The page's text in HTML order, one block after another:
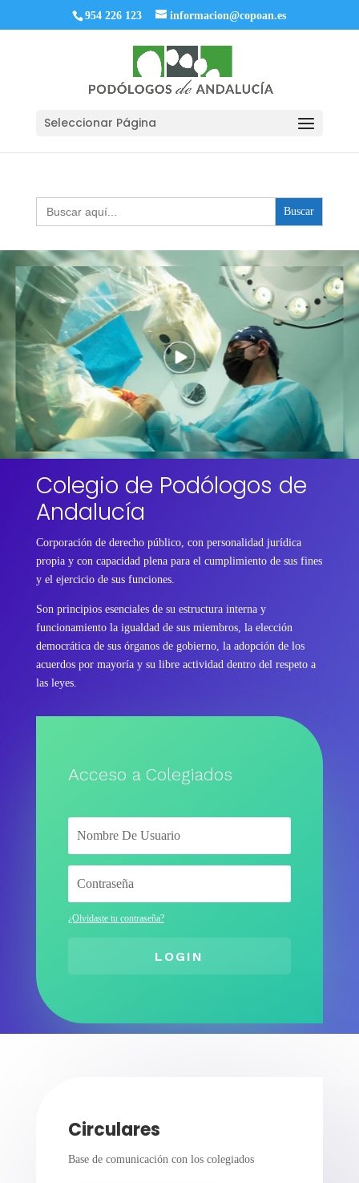
954 226 123 informacion@copoan.es
Seleccionar Página
Buscar:
Colegio de Podólogos de
Andalucía
Corporación de derecho público, con personalidad jurídica
propia y con capacidad plena para el cumplimiento de sus fines
y el ejercicio de sus funciones.
Son principios esenciales de su estructura interna y
funcionamiento la igualdad de sus miembros, la elección
democrática de sus órganos de gobierno, la adopción de los
acuerdos por mayoría y su libre actividad dentro del respeto a
las leyes.
Acceso a Colegiados
¿Olvidaste tu contraseña?
LOGIN
Circulares
Base de comunicación con los colegiados